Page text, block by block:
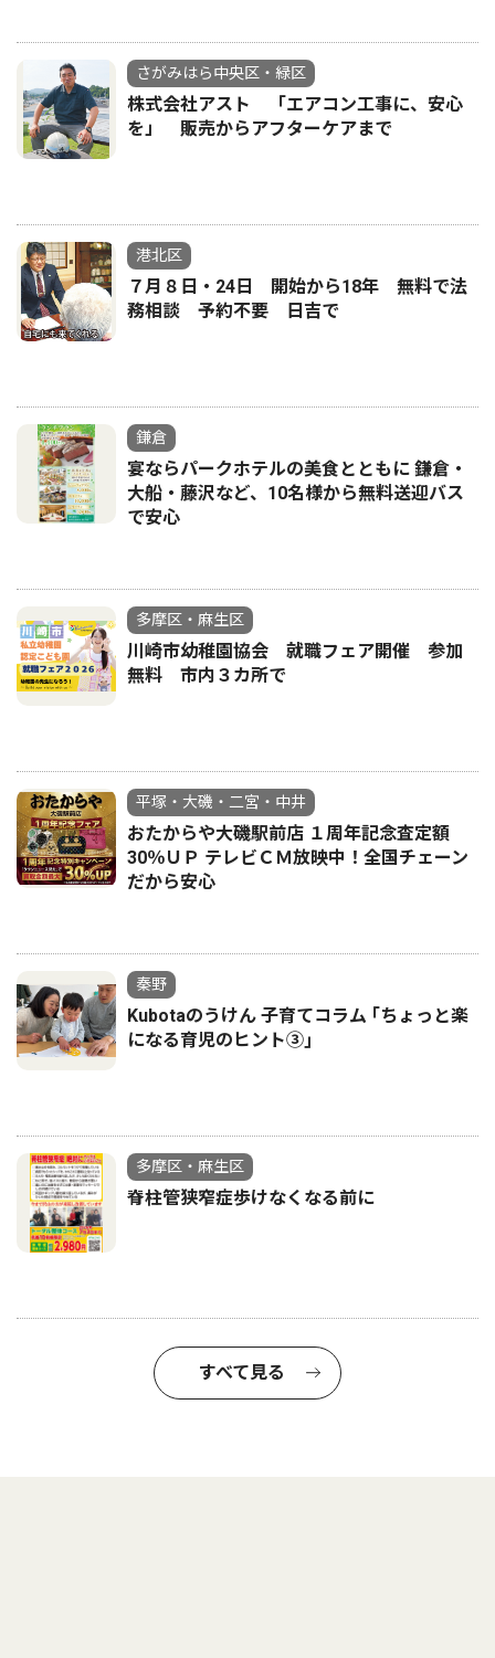
さがみはら中央区・緑区
株式会社アスト 「エアコン工事に、安心
を」 販売からアフターケアまで
港北区
７月８日・24日 開始から18年 無料で法
務相談 予約不要 日吉で
鎌倉
宴ならパークホテルの美食とともに 鎌倉・
大船・藤沢など、10名様から無料送迎バス
で安心
多摩区・麻生区
川崎市幼稚園協会 就職フェア開催 参加
無料 市内３カ所で
平塚・大磯・二宮・中井
おたからや大磯駅前店 １周年記念査定額
30％ＵＰ テレビＣＭ放映中！全国チェーン
だから安心
秦野
Kubotaのうけん 子育てコラム ｢ちょっと楽
になる育児のヒント③｣
多摩区・麻生区
脊柱管狭窄症歩けなくなる前に
すべて見る